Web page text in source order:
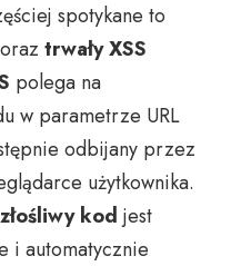
spotykane to
trwały XSS
polega na
w parametrze URL
odbijany przez
użytkownika.
złośliwy kod jest
i automatycznie